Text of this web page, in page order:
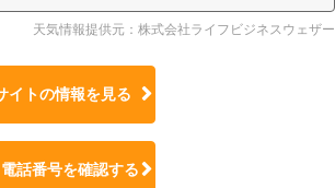
天気情報提供元：株式会社ライフビジネスウェザー
イトの情報を見る
話番号を確認する